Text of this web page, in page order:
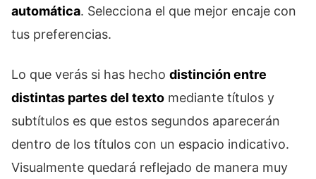
automática. Selecciona el que mejor encaje con
tus preferencias.
Lo que verás si has hecho distinción entre
distintas partes del texto mediante títulos y
subtítulos es que estos segundos aparecerán
dentro de los títulos con un espacio indicativo.
Visualmente quedará reflejado de manera muy